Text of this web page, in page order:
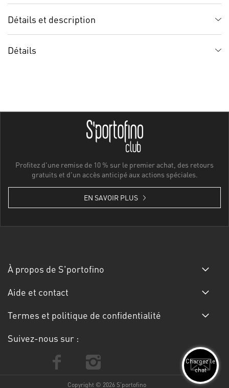
Détails et description
Détails
Profitez d'une remise de 10 % sur le premier achat, des retours
gratuits et d'un accès anticipé aux actions spéciales.
EN SAVOIR PLUS
À propos de S'portofino
Aide et contact
Termes et politique de confidentialité
Suivez-nous sur :
Copyright © 2026 S'portofino
Chargez le
chat